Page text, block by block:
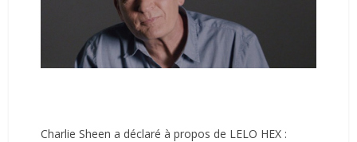
Charlie Sheen a déclaré à propos de LELO HEX :